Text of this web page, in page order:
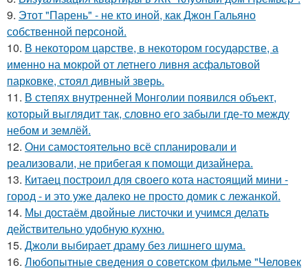
9. Этот "Парень" - не кто иной, как Джон Гальяно
собственной персоной.
10. В некотором царстве, в некотором государстве, а
именно на мокрой от летнего ливня асфальтовой
парковке, стоял дивный зверь.
11. В степях внутренней Монголии появился объект,
который выглядит так, словно его забыли где-то между
небом и землёй.
12. Они самостоятельно всё спланировали и
реализовали, не прибегая к помощи дизайнера.
13. Китаец построил для своего кота настоящий мини -
город - и это уже далеко не просто домик с лежанкой.
14. Мы достаём двойные листочки и учимся делать
действительно удобную кухню.
15. Джоли выбирает драму без лишнего шума.
16. Любопытные сведения о советском фильме "Человек